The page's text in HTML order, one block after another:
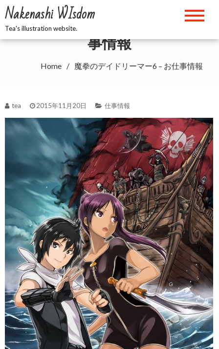
Skip
to
content
Nakenashi WIsdom
Tea's illustration website.
魔拳のデイドリーマー6 – お仕
事情報
Home 魔拳のデイドリーマー6 – お仕事情報
tea 2015年11月20日 仕事情報